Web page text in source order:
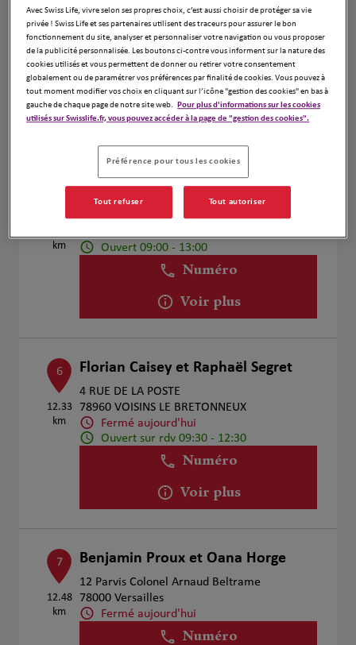
4
10.98
km
Nicolas Ciornei
67 avenue Aristide Briand
92160 Antony
Fermé aujourd'hui
Numéro
Voir plus
km
104 Avenue de Paris
Ouvert 09:00 - 13:00
Numéro
Voir plus
6
12.33
km
Florian Caisey et Raphaël Segret
4 RUE DE LA POSTE
78960 VOISINS LE BRETONNEUX
Fermé aujourd'hui
Ouvert sur rdv 09:30 - 12:30
Numéro
Voir plus
7
12.48
km
Benjamin Proux et Oana Horge
12 Parvis Colonel Arnaud Beltrame
78000 Versailles
Fermé aujourd'hui
Numéro
Avec Swiss Life, vivre selon ses propres choix, c’est aussi choisir de protéger sa vie
privée ! Swiss Life et ses partenaires utilisent des traceurs pour assurer le bon
fonctionnement du site, analyser et personnaliser votre navigation ou vous proposer
de la publicité personnalisée. Les boutons ci-contre vous informent sur la nature des
cookies utilisés et vous permettent de donner ou retirer votre consentement
globalement ou de paramétrer vos préférences par finalité de cookies. Vous pouvez à
tout moment modifier vos choix en cliquant sur l’icône "gestion des cookies" en bas à
gauche de chaque page de notre site web.
Pour plus d'informations sur les cookies
utilisés sur Swisslife.fr, vous pouvez accéder à la page de "gestion des cookies".
Préférence pour tous les cookies
Tout refuser Tout autoriser